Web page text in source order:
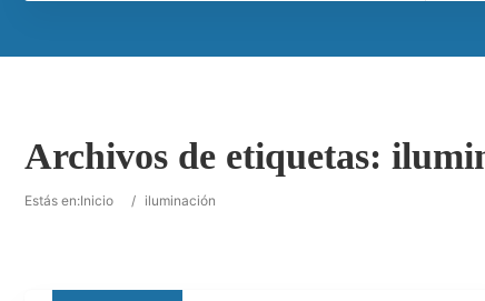
Archivos de etiquetas:
Estás en:Inicio / iluminación